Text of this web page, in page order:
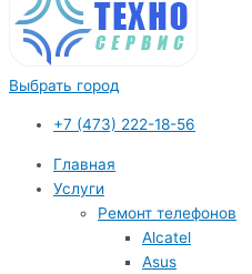
Выбрать город
+7 (473) 222-18-56
Главная
Услуги
Ремонт телефонов
Alcatel
Asus